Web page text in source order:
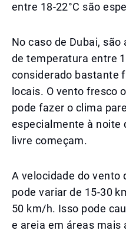
entre 18-22°C são
No caso de Dubai,
de temperatura entre
considerado bastante
locais. O vento fresco
pode fazer o clima
especialmente à noite
livre começam.
A velocidade do vento
pode variar de 15-30
50 km/h. Isso pode
e areia em áreas mais